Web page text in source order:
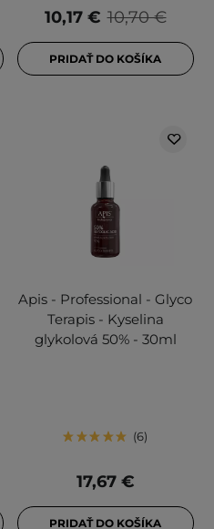
10,70 €
10,17 €
PRIDAŤ DO KOŠÍKA
Apis - Professional - Glyco
Terapis - Kyselina
glykolová 50% - 30ml
6
17,67 €
PRIDAŤ DO KOŠÍKA